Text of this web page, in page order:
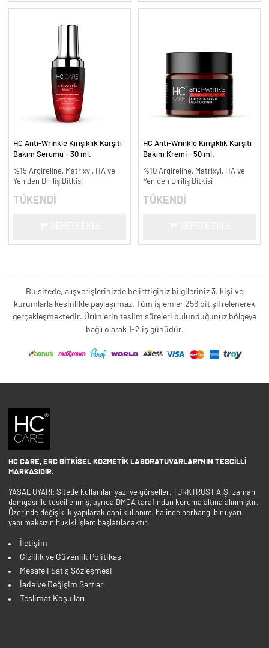
HC Anti-Wrinkle Kırışıklık Karşıtı
Bakım Serumu - 30 ml.
%15 Argireline, Matrixyl, HA ve
Yeniden Diriliş Bitkisi
TÜKENDİ
HC Anti-Wrinkle Kırışıklık Karşıtı
Bakım Kremi - 50 ml.
%10 Argireline, Matrixyl, HA ve
Yeniden Diriliş Bitkisi
TÜKENDİ
Bu sitede, alışverişlerinizde belirttiğiniz bilgileriniz 3. kişi ve
kurumlarla kesinlikle paylaşılmaz. Tüm işlemler 256 bit şifrelenerek
gerçekleşmektedir. Ürünlerin teslim süreleri bulunduğunuz bölgeye
bağlı olarak 1-2 iş günüdür.
HC CARE, ERC BITKISEL KOZMETIK LABORATUVARLARI'NIN TESCILLI
MARKASIDIR.
YASAL UYARI: Sitede kullanılan yazı ve görseller, TURKTRUST A.Ş. zaman
damgası ile tescillenmiş, ayrıca DMCA tarafından koruma altına alınmıştır.
Üzerinde değişiklik yapılarak dahi kullanımı halinde herhangi bir uyarı
yapılmaksızın hukiki işlem başlatılacaktır.
İletişim
Gizlilik ve Güvenlik Politikası
Mesafeli Satış Sözleşmesi
İade ve Değişim Şartları
Teslimat Koşulları